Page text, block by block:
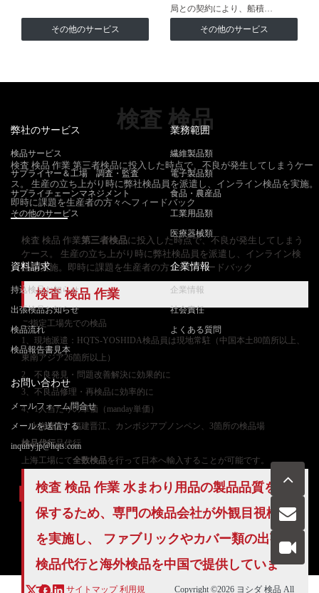
その他のサービス
局との契約により、船積…
その他のサービス
検査 検品
検査 検品 作業 第三者検品に投入した時点で、不良が発生してしまうケー
ス。 生産の立ち上がり時に弊社検品員を派遣し、インライン検品を実施。
即時に課題を生産者の方々へフィードバック
検査 検品 作業第三者検品に投入した時点で、不良が発生してしまう
ケース。 生産の立ち上がり時に弊社検品員を派遣し、インライン検
品を実施。即時に課題を生産者の方々へフィードバック
検査 検品 作業
ご指定工場先での検品
1、現地派遣：HQTS-YOSHIDA検品員は現地常駐（中国本土80箇所以上、
東南アジア26箇所以上）
2、不良発見・問題改善解決に効果的に
3、不良品修理・再検品に効率的に
4、1人当たりの単価（manday単価）
上海嘉定、福建晋江、カンボジアプノンペン、3箇所の検品場
検品代行品代行
上海工場にて全数検品を行って日本へ輸入することが可能です。
検査 検品 作業 水まわり用品の製品品質を確
保するため、専門の検品会社が外観目視検査
を実施し、 ファブリックやカバー類の出荷前
検品代行と海外検品を中国で提供していま
す。
弊社のサービス
検品サービス
サプライヤー＆工場 調査・監査
サプライチェーンマネジメント
その他のサービス
業務範囲
繊維製品類
電子製品類
食品・農産品
工業用品類
医療器械類
資料請求
持込検品お知らせ
出張検品お知らせ
検品流れ
検品報告書見本
企業情報
企業情報
社会責任
よくある質問
お問い合わせ
メールフォーム問合せ
メールを送信する
inquiry.jp@hqts.com
お電話でのお問い合わせ
お問い合わせ
サイトマップ 利用規 Copyright ©2026 ヨシダ 検品 All